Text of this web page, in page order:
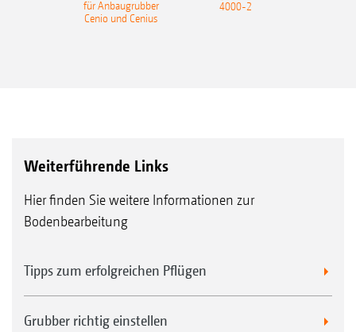
für Anbaugrubber
Cenio und Cenius
4000-2
Weiterführende Links
Hier finden Sie weitere Informationen zur
Bodenbearbeitung
Tipps zum erfolgreichen Pflügen
Grubber richtig einstellen